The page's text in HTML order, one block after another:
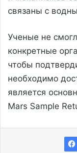
связаны с
Ученые не
конкретные
чтобы
необходимо
является
Mars Sample